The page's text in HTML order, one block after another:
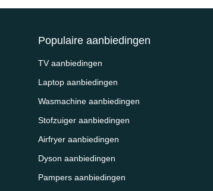
Populaire aanbiedingen
TV aanbiedingen
Laptop aanbiedingen
Wasmachine aanbiedingen
Stofzuiger aanbiedingen
Airfryer aanbiedingen
Dyson aanbiedingen
Pampers aanbiedingen